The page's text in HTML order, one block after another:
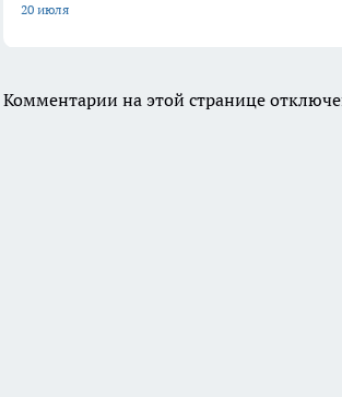
20 июля
Комментарии на этой странице